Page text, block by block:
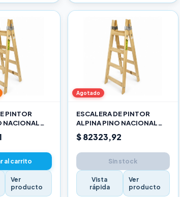
PINTOR
NACIONAL
al carrito
Ver
producto
Agotado
ESCALERA DE PINTOR
ALPINA PINO NACIONAL
2,10M PRO
$ 82323,92
Sin stock
Vista
rápida
Ver
producto